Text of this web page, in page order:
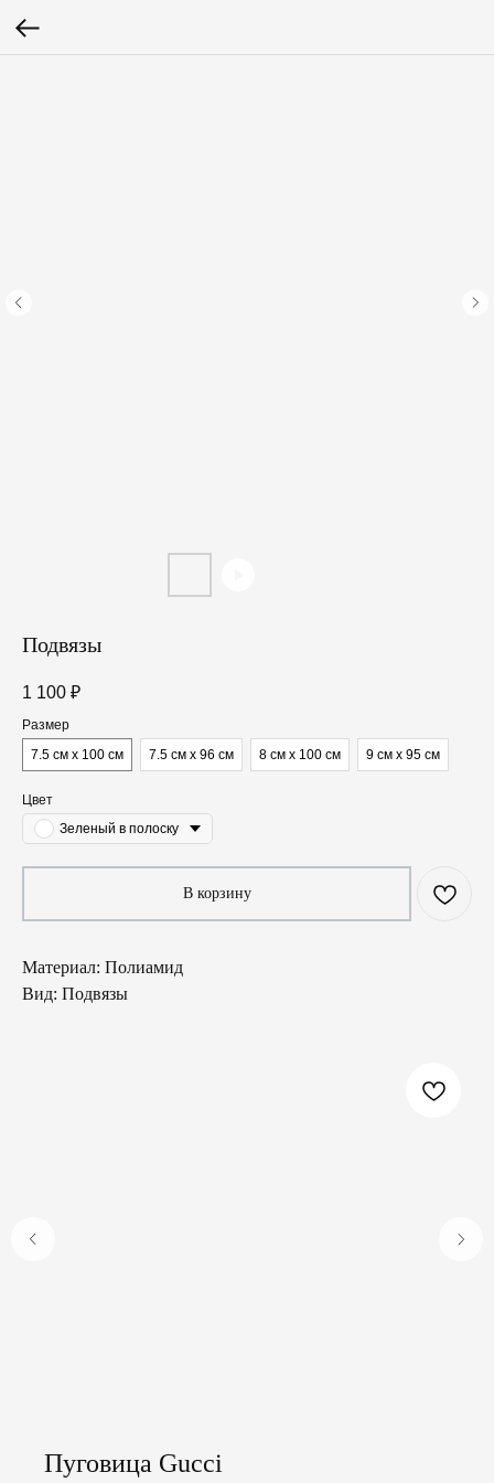
Подвязы
1 100 ₽
Размер
7.5 см х 100 см
7.5 см х 96 см 8 см х 100 см 9 см х 95 см
Цвет
Зеленый в полоску
В корзину
Материал: Полиамид
Вид: Подвязы
Пуговица Gucci